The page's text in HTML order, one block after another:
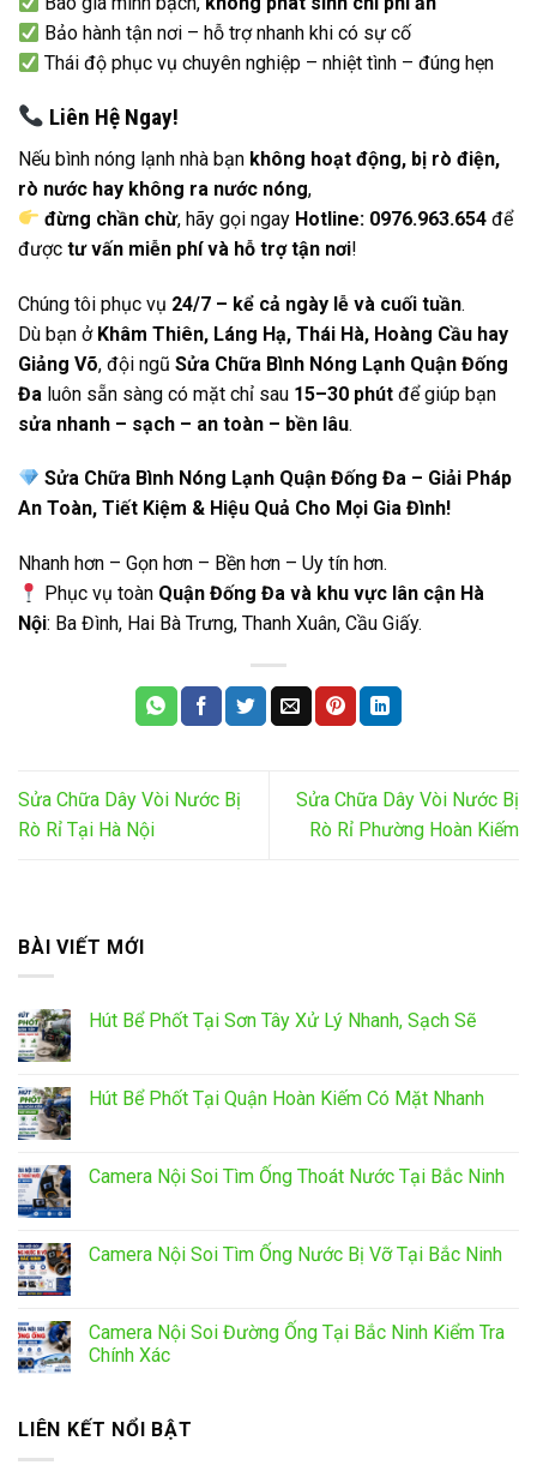
Bảo hành tận nơi – hỗ trợ nhanh khi có sự cố
Thái độ phục vụ chuyên nghiệp – nhiệt tình – đúng hẹn
Liên Hệ Ngay!
Nếu bình nóng lạnh nhà bạn không hoạt động, bị rò điện,
rò nước hay không ra nước nóng,
đừng chần chừ, hãy gọi ngay Hotline: 0976.963.654 để
được tư vấn miễn phí và hỗ trợ tận nơi!
Chúng tôi phục vụ 24/7 – kể cả ngày lễ và cuối tuần.
Dù bạn ở Khâm Thiên, Láng Hạ, Thái Hà, Hoàng Cầu hay
Giảng Võ, đội ngũ Sửa Chữa Bình Nóng Lạnh Quận Đống
Đa luôn sẵn sàng có mặt chỉ sau 15–30 phút để giúp bạn
sửa nhanh – sạch – an toàn – bền lâu.
Sửa Chữa Bình Nóng Lạnh Quận Đống Đa – Giải Pháp
An Toàn, Tiết Kiệm & Hiệu Quả Cho Mọi Gia Đình!
Nhanh hơn – Gọn hơn – Bền hơn – Uy tín hơn.
Phục vụ toàn Quận Đống Đa và khu vực lân cận Hà
Nội: Ba Đình, Hai Bà Trưng, Thanh Xuân, Cầu Giấy.
Sửa Chữa Dây Vòi Nước Bị
Rò Rỉ Tại Hà Nội
Sửa Chữa Dây Vòi Nước Bị
Rò Rỉ Phường Hoàn Kiếm
BÀI VIẾT MỚI
Hút Bể Phốt Tại Sơn Tây Xử Lý Nhanh, Sạch Sẽ
Hút Bể Phốt Tại Quận Hoàn Kiếm Có Mặt Nhanh
Camera Nội Soi Tìm Ống Thoát Nước Tại Bắc Ninh
Camera Nội Soi Tìm Ống Nước Bị Vỡ Tại Bắc Ninh
Camera Nội Soi Đường Ống Tại Bắc Ninh Kiểm Tra
Chính Xác
LIÊN KẾT NỔI BẬT